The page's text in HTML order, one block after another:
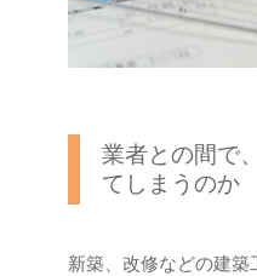
業者との間で
てしまうのか
新築、改修などの建